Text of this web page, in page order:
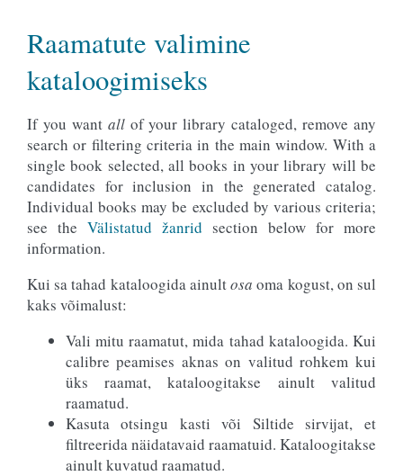
Raamatute valimine
kataloogimiseks
If you want allof your library cataloged, remove any
search or filtering criteria in the main window. With a
single book selected, all books in your library will be
candidates for inclusion in the generated catalog.
Individual books may be excluded by various criteria;
see the Välistatud žanrid section below for more
information.
Kui sa tahad kataloogida ainultosa oma kogust, on sul
kaks võimalust:
Vali mitu raamatut, mida tahad kataloogida. Kui
calibre peamises aknas on valitud rohkem kui
üks raamat, kataloogitakse ainult valitud
raamatud.
Kasuta otsingu kasti või Siltide sirvijat, et
filtreerida näidatavaid raamatuid. Kataloogitakse
ainult kuvatud raamatud.